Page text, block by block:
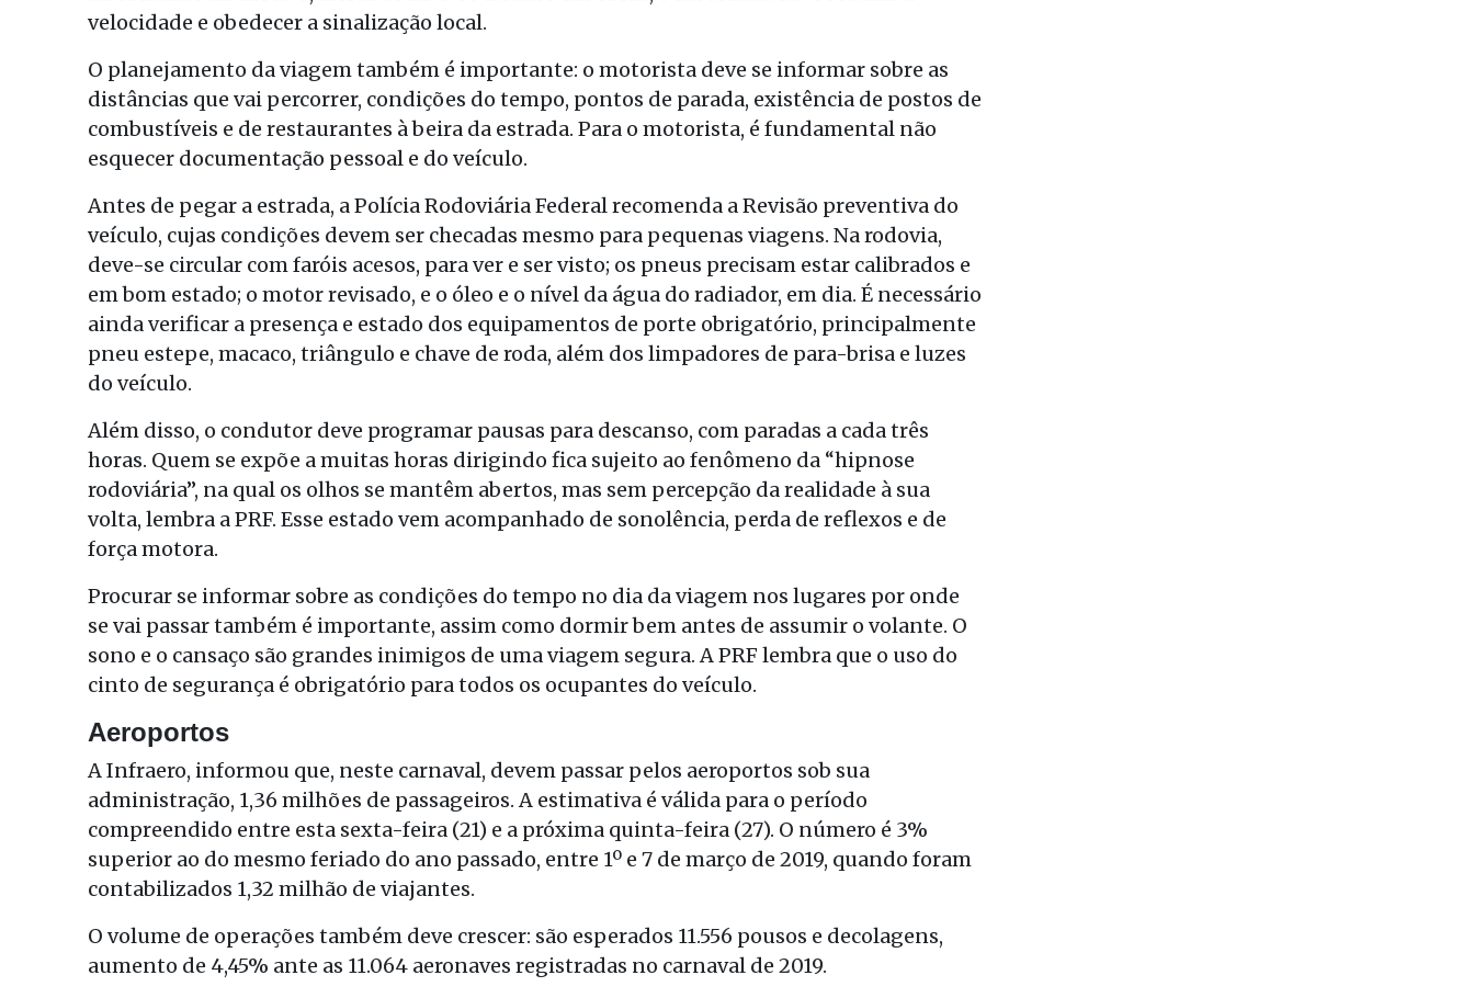
velocidade e obedecer a sinalização local.
O planejamento da viagem também é importante: o motorista deve se informar sobre as
distâncias que vai percorrer, condições do tempo, pontos de parada, existência de postos de
combustíveis e de restaurantes à beira da estrada. Para o motorista, é fundamental não
esquecer documentação pessoal e do veículo.
Antes de pegar a estrada, a Polícia Rodoviária Federal recomenda a Revisão preventiva do
veículo, cujas condições devem ser checadas mesmo para pequenas viagens. Na rodovia,
deve-se circular com faróis acesos, para ver e ser visto; os pneus precisam estar calibrados e
em bom estado; o motor revisado, e o óleo e o nível da água do radiador, em dia. É necessário
ainda verificar a presença e estado dos equipamentos de porte obrigatório, principalmente
pneu estepe, macaco, triângulo e chave de roda, além dos limpadores de para-brisa e luzes
do veículo.
Além disso, o condutor deve programar pausas para descanso, com paradas a cada três
horas. Quem se expõe a muitas horas dirigindo fica sujeito ao fenômeno da “hipnose
rodoviária”, na qual os olhos se mantêm abertos, mas sem percepção da realidade à sua
volta, lembra a PRF. Esse estado vem acompanhado de sonolência, perda de reflexos e de
força motora.
Procurar se informar sobre as condições do tempo no dia da viagem nos lugares por onde
se vai passar também é importante, assim como dormir bem antes de assumir o volante. O
sono e o cansaço são grandes inimigos de uma viagem segura. A PRF lembra que o uso do
cinto de segurança é obrigatório para todos os ocupantes do veículo.
Aeroportos
A Infraero, informou que, neste carnaval, devem passar pelos aeroportos sob sua
administração, 1,36 milhões de passageiros. A estimativa é válida para o período
compreendido entre esta sexta-feira (21) e a próxima quinta-feira (27). O número é 3%
superior ao do mesmo feriado do ano passado, entre 1º e 7 de março de 2019, quando foram
contabilizados 1,32 milhão de viajantes.
O volume de operações também deve crescer: são esperados 11.556 pousos e decolagens,
aumento de 4,45% ante as 11.064 aeronaves registradas no carnaval de 2019.